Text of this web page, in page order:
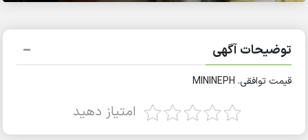
توضیحات آگهی
قیمت توافقی. MININEPH
امتیاز دهید